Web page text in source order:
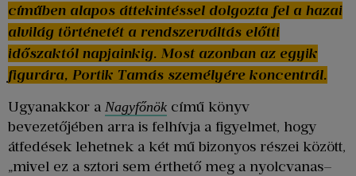
címűben alapos áttekintéssel dolgozta fel a hazai
alvilág történetét a rendszerváltás előtti
időszaktól napjainkig. Most azonban az egyik
figurára, Portik Tamás személyére koncentrál.
Ugyanakkor a Nagyfőnök című könyv
bevezetőjében arra is felhívja a figyelmet, hogy
átfedések lehetnek a két mű bizonyos részei között,
„mivel ez a sztori sem érthető meg a nyolcvanas–